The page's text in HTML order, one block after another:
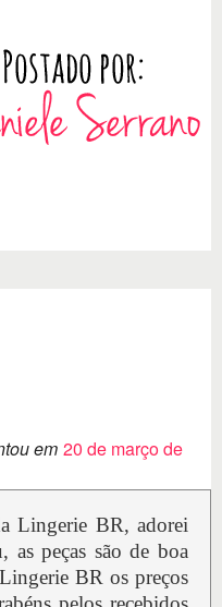
em 20 de março de
Lingerie BR, adorei
as peças são de boa
BR os preços